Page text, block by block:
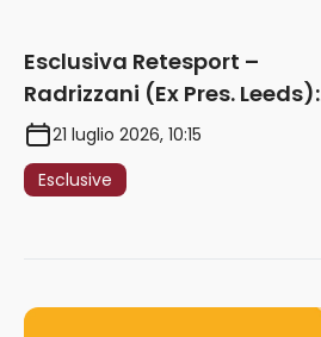
Esclusiva Retesport –
Radrizzani (Ex Pres. Leeds):
“Summerville ragazzo
speciale, in Italia con Gasp
può esplodere
21 luglio 2026, 10:15
Esclusive